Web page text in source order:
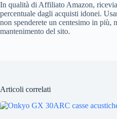
In qualità di Affiliato Amazon,
percentuale dagli acquisti idonei.
non spenderete un centesimo in più,
mantenimento del sito.
Articoli correlati